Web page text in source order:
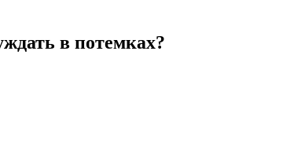
в потемках?